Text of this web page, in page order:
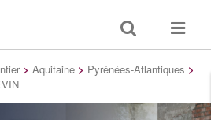
Toggle
search
Toggle
> Aquitaine > Pyrénées-Atlantiques >